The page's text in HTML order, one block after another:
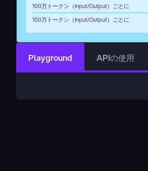
100万トークン（Input/Output）ごとに
100万トークン（Input/Output）ごとに
Playground APIの使用